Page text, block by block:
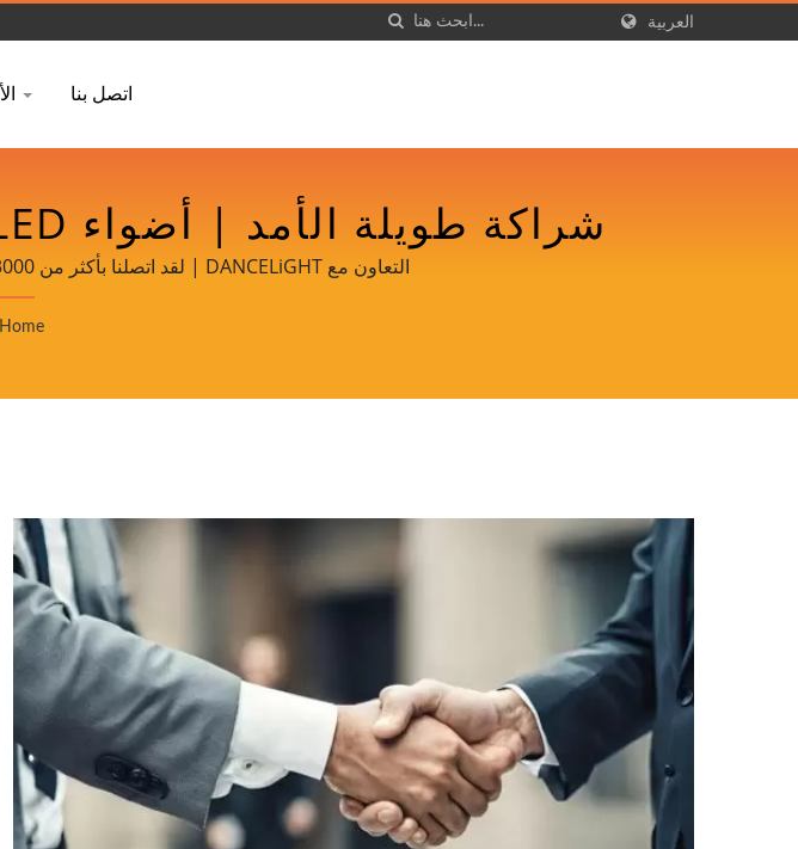
العربية
اتصل بنا
وشهادات - DANCELIGHT
التعاون مع DANCELiGHT | لقد اتصلنا بأكثر من 3000 موزع، بما في ذلك تجار التجزئة المعروفين في تايوان.
Home